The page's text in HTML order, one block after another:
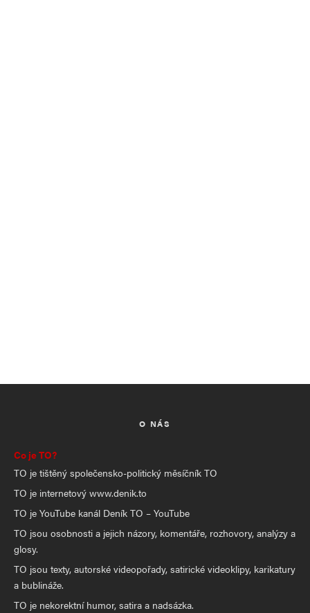
O NÁS
Co je TO?
TO je tištěný společensko-politický měsíčník TO
TO je internetový www.denik.to
TO je YouTube kanál Deník TO – YouTube
TO jsou osobnosti a jejich názory, komentáře, rozhovory, analýzy a
glosy.
TO jsou texty, autorské videopořady, satirické videoklipy, karikatury
a bublináže.
TO je nekorektní humor, satira a nadsázka.